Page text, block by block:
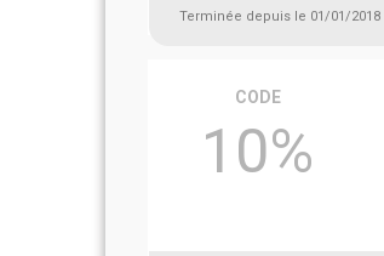
Terminée depuis le 01/01/2018
CODE
10%